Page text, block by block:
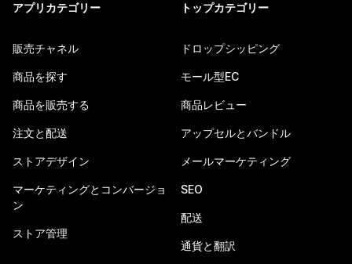
アプリカテゴリー
販売チャネル
商品を探す
商品を販売する
注文と配送
ストアデザイン
マーケティングとコンバージョ
ン
ストア管理
トップカテゴリー
ドロップシッピング
モール型EC
商品レビュー
アップセルとバンドル
メールマーケティング
SEO
配送
通貨と翻訳